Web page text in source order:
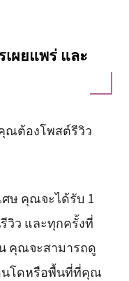
ผยแพร่ และ
ณต้องโพสต์รีวิว
ษ คุณจะได้รับ 1
วิว และทุกครั้งที่
คุณจะสามารถดู
นโดหรือพื้นที่ที่คุณ